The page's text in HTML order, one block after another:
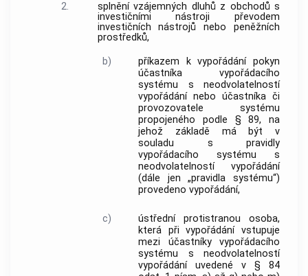
2.
splnění vzájemných dluhů z obchodů s
investičními nástroji převodem
investičních nástrojů nebo peněžních
prostředků,
b)
příkazem k vypořádání pokyn
účastníka vypořádacího
systému s neodvolatelností
vypořádání nebo účastníka či
provozovatele systému
propojeného podle § 89, na
jehož základě má být v
souladu s pravidly
vypořádacího systému s
neodvolatelností vypořádání
(dále jen „pravidla systému“)
provedeno vypořádání,
c)
ústřední protistranou osoba,
která při vypořádání vstupuje
mezi účastníky vypořádacího
systému s neodvolatelností
vypořádání uvedené v § 84